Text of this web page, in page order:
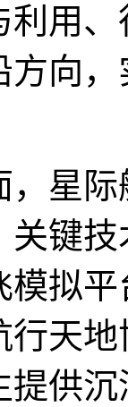
利用
方向
星际
关键
模拟
行天
提供